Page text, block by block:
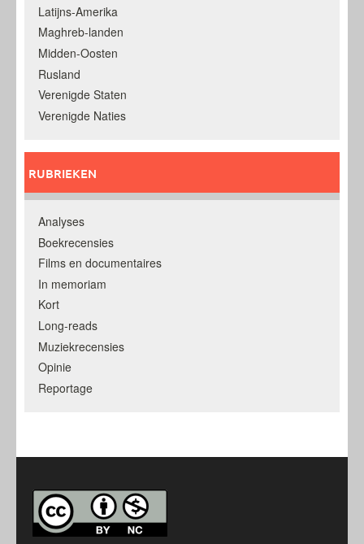
Latijns-Amerika
Maghreb-landen
Midden-Oosten
Rusland
Verenigde Staten
Verenigde Naties
RUBRIEKEN
Analyses
Boekrecensies
Films en documentaires
In memoriam
Kort
Long-reads
Muziekrecensies
Opinie
Reportage